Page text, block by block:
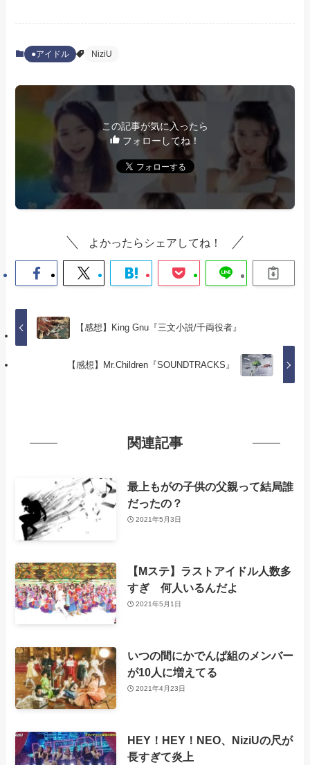
●アイドル NiziU
この記事が気に入ったら
フォローしてね！
よかったらシェアしてね！
【感想】King Gnu『三文小説/千両役者』
【感想】Mr.Children『SOUNDTRACKS』
関連記事
最上もがの子供の父親って結局誰
だったの？
2021年5月3日
【Mステ】ラストアイドル人数多
すぎ 何人いるんだよ
2021年5月1日
いつの間にかでんぱ組のメンバー
が10人に増えてる
2021年4月23日
HEY！HEY！NEO、NiziUの尺が
長すぎて炎上